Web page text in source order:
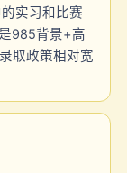
实习和比赛
985背景+高
取政策相对宽